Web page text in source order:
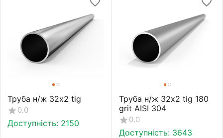
Труба н/ж 32х2 tig
0.0
Доступність: 2150
Труба н/ж 32х2 tig 180
grit AISI 304
0.0
Доступність: 3643